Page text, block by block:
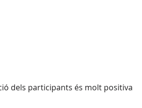
dels participants és molt positiva